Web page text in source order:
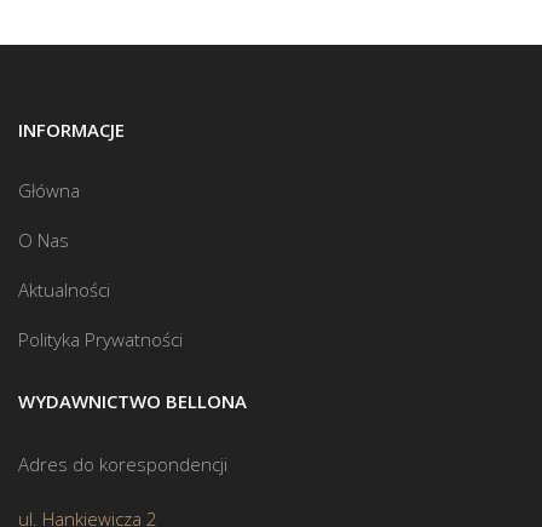
INFORMACJE
Główna
O Nas
Aktualności
Polityka Prywatności
WYDAWNICTWO BELLONA
Adres do korespondencji
ul. Hankiewicza 2